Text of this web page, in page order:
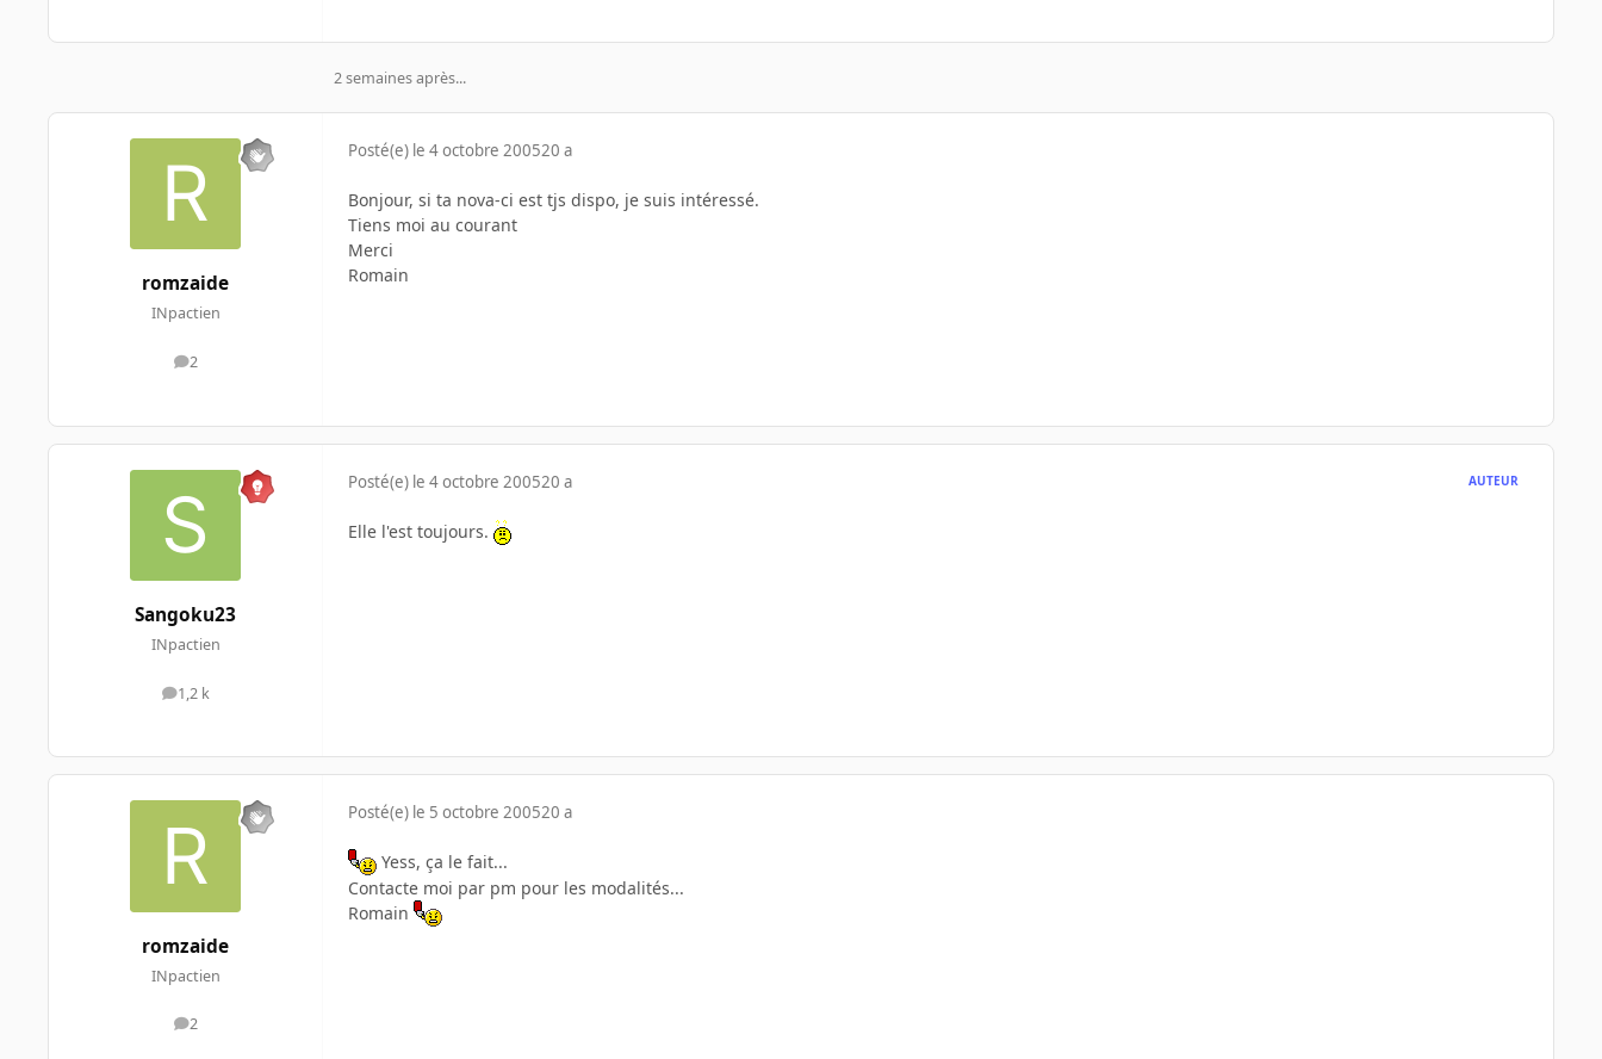
2 semaines après...
romzaide
INpactien
2
messages
Posté(e) le 4 octobre 200520 a
Bonjour, si ta nova-ci est tjs dispo, je suis intéressé.
Tiens moi au courant
Merci
Romain
Sangoku23
INpactien
1,2 k
messages
Posté(e) le 4 octobre 200520 a AUTEUR
Elle l'est toujours.
romzaide
INpactien
2
messages
Posté(e) le 5 octobre 200520 a
Yess, ça le fait...
Contacte moi par pm pour les modalités...
Romain